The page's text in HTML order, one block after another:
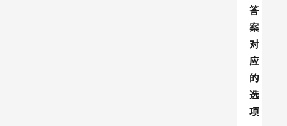
答
案
对
应
的
选
项